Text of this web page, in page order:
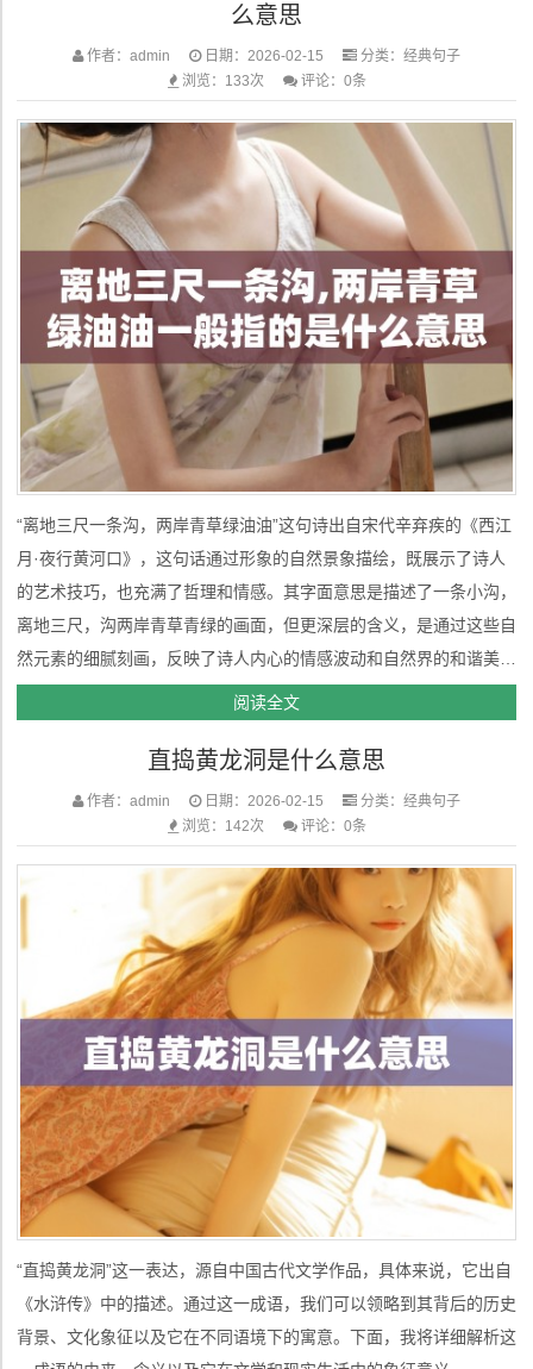
么意思
作者：admin 日期：2026-02-15 分类： 经典句子
浏览：133次
评论：0条
“离地三尺一条沟，两岸青草绿油油”这句诗出自宋代辛弃疾的《西江
月·夜行黄河口》，这句话通过形象的自然景象描绘，既展示了诗人
的艺术技巧，也充满了哲理和情感。其字面意思是描述了一条小沟，
离地三尺，沟两岸青草青绿的画面，但更深层的含义，是通过这些自
然元素的细腻刻画，反映了诗人内心的情感波动和自然界的和谐美。
下面将对这句诗进行详细解析，探索它所蕴含的寓意。 一、字面含
义的解析从字面上看，“离地三尺一条沟”描绘了一条浅浅的小沟，这
阅读全文
直捣黄龙洞是什么意思
作者：admin 日期：2026-02-15 分类： 经典句子
浏览：142次
评论：0条
“直捣黄龙洞”这一表达，源自中国古代文学作品，具体来说，它出自
《水浒传》中的描述。通过这一成语，我们可以领略到其背后的历史
背景、文化象征以及它在不同语境下的寓意。下面，我将详细解析这